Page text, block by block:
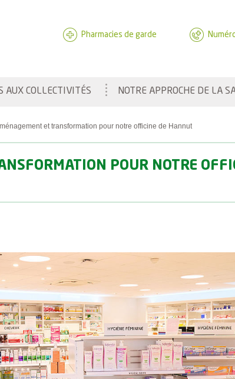
Pharmacies de garde
AUX COLLECTIVITÉS NOTRE APPROCHE DE LA
et transformation pour notre officine de Hannut
POUR NOTRE